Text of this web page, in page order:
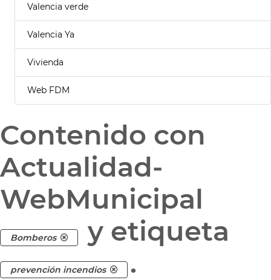
Valencia verde
Valencia Ya
Vivienda
Web FDM
Contenido con
Actualidad-
WebMunicipal
Bomberos y etiqueta
prevención incendios .